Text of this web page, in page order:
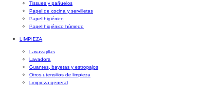
Tissues y pañuelos
Papel de cocina y servilletas
Papel higiénico
Papel higiénico húmedo
LIMPIEZA
Lavavajillas
Lavadora
Guantes, bayetas y estropajos
Otros utensilios de limpieza
Limpieza general